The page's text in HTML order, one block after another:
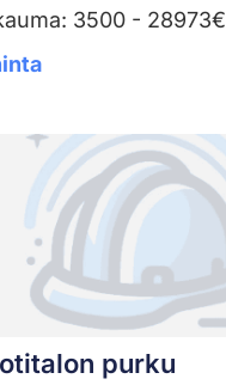
3500 - 28973€
purku